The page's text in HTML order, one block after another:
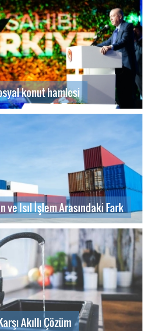
konut hamlesi
ve Isıl İşlem Arasındaki Fark
Akıllı Çözüm